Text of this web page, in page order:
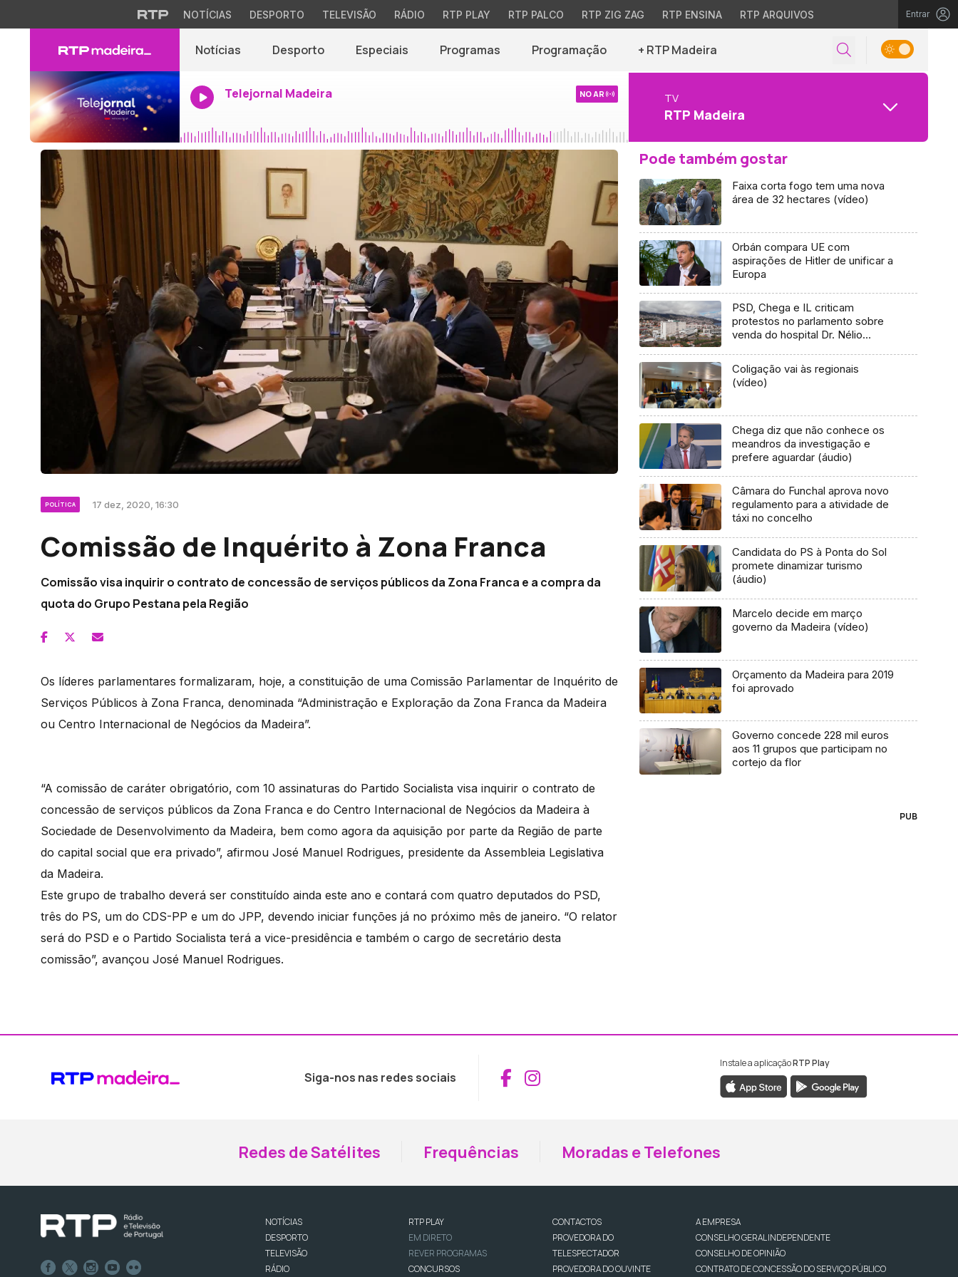
NOTÍCIAS DESPORTO TELEVISÃO RÁDIO RTP PLAY RTP PALCO RTP ZIG ZAG RTP ENSINA RTP ARQUIVOS Entrar
Notícias Desporto Especiais Programas Programação + RTP Madeira
Telejornal Madeira NO AR TV
RTP Madeira
POLÍTICA 17 dez, 2020, 16:30
Comissão de Inquérito à Zona Franca
Comissão visa inquirir o contrato de concessão de serviços públicos da Zona Franca e a compra da
quota do Grupo Pestana pela Região
Os líderes parlamentares formalizaram, hoje, a constituição de uma Comissão Parlamentar de Inquérito de
Serviços Públicos à Zona Franca, denominada “Administração e Exploração da Zona Franca da Madeira
ou Centro Internacional de Negócios da Madeira”.
“A comissão de caráter obrigatório, com 10 assinaturas do Partido Socialista visa inquirir o contrato de
concessão de serviços públicos da Zona Franca e do Centro Internacional de Negócios da Madeira à
Sociedade de Desenvolvimento da Madeira, bem como agora da aquisição por parte da Região de parte
do capital social que era privado”, afirmou José Manuel Rodrigues, presidente da Assembleia Legislativa
da Madeira.
Este grupo de trabalho deverá ser constituído ainda este ano e contará com quatro deputados do PSD,
três do PS, um do CDS-PP e um do JPP, devendo iniciar funções já no próximo mês de janeiro. “O relator
será do PSD e o Partido Socialista terá a vice-presidência e também o cargo de secretário desta
comissão”, avançou José Manuel Rodrigues.
Pode também gostar
Faixa corta fogo tem uma nova
área de 32 hectares (vídeo)
Orbán compara UE com
aspirações de Hitler de unificar a
Europa
PSD, Chega e IL criticam
protestos no parlamento sobre
venda do hospital Dr. Nélio
Coligação vai às regionais
(vídeo)
Chega diz que não conhece os
meandros da investigação e
prefere aguardar (áudio)
Câmara do Funchal aprova novo
regulamento para a atividade de
táxi no concelho
Candidata do PS à Ponta do Sol
promete dinamizar turismo
(áudio)
Marcelo decide em março
governo da Madeira (vídeo)
Orçamento da Madeira para 2019
foi aprovado
Governo concede 228 mil euros
aos 11 grupos que participam no
cortejo da flor
PUB
Siga-nos nas redes sociais Aceder ao Facebook da RTP Madeira
Aceder ao Instagram da RTP Madeira
Instale a aplicaçãoRTP Play
Redes de Satélites Frequências Moradas e Telefones
NOTÍCIAS
DESPORTO
TELEVISÃO
RÁDIO
RTP PLAY
EM DIRETO
REVER PROGRAMAS
CONCURSOS
CONTACTOS
PROVEDORA DO
TELESPECTADOR
PROVEDORA DO OUVINTE
A EMPRESA
CONSELHO GERAL INDEPENDENTE
CONSELHO DE OPINIÃO
CONTRATO DE CONCESSÃO DO SERVIÇO PÚBLICO